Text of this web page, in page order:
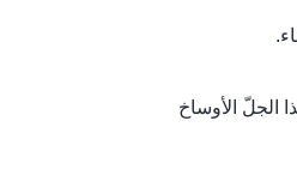
الجلّ الأوساخ